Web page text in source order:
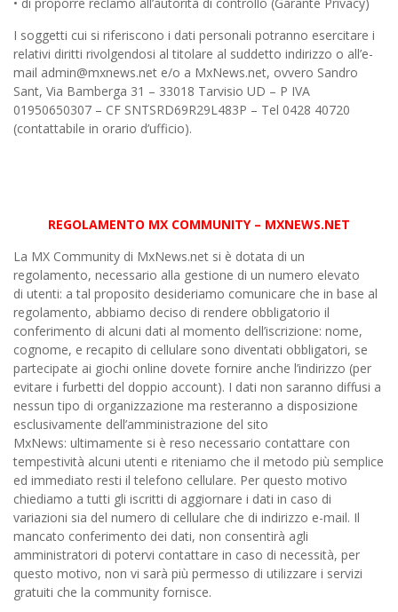
I soggetti cui si riferiscono i dati personali potranno esercitare i
relativi diritti rivolgendosi al titolare al suddetto indirizzo o all’e-
mail admin@mxnews.net e/o a MxNews.net, ovvero Sandro
Sant, Via Bamberga 31 – 33018 Tarvisio UD – P IVA
01950650307 – CF SNTSRD69R29L483P – Tel 0428 40720
(contattabile in orario d’ufficio).
REGOLAMENTO MX COMMUNITY – MXNEWS.NET
La MX Community di MxNews.net si è dotata di un
regolamento, necessario alla gestione di un numero elevato
di utenti: a tal proposito desideriamo comunicare che in base al
regolamento, abbiamo deciso di rendere obbligatorio il
conferimento di alcuni dati al momento dell’iscrizione: nome,
cognome, e recapito di cellulare sono diventati obbligatori, se
partecipate ai giochi online dovete fornire anche l’indirizzo (per
evitare i furbetti del doppio account). I dati non saranno diffusi a
nessun tipo di organizzazione ma resteranno a disposizione
esclusivamente dell’amministrazione del sito
MxNews: ultimamente si è reso necessario contattare con
tempestività alcuni utenti e riteniamo che il metodo più semplice
ed immediato resti il telefono cellulare. Per questo motivo
chiediamo a tutti gli iscritti di aggiornare i dati in caso di
variazioni sia del numero di cellulare che di indirizzo e-mail. Il
mancato conferimento dei dati, non consentirà agli
amministratori di potervi contattare in caso di necessità, per
questo motivo, non vi sarà più permesso di utilizzare i servizi
gratuiti che la community fornisce.